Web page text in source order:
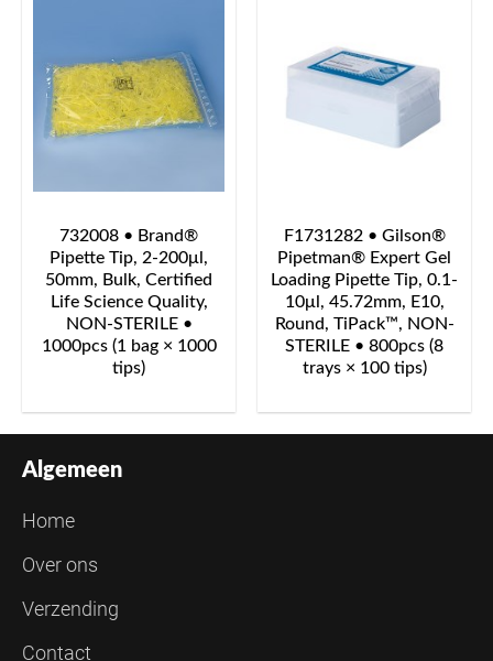
732008 • Brand®
Pipette Tip, 2-200μl,
50mm, Bulk, Certified
Life Science Quality,
NON-STERILE •
1000pcs (1 bag × 1000
tips)
F1731282 • Gilson®
Pipetman® Expert Gel
Loading Pipette Tip, 0.1-
10μl, 45.72mm, E10,
Round, TiPack™, NON-
STERILE • 800pcs (8
trays × 100 tips)
Algemeen
Home
Over ons
Verzending
Contact